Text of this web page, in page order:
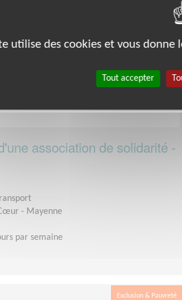
Exclusion & Pauvreté
association de solidarité -
- Mayenne
par semaine
Exclusion & Pauvreté
utilise des cookies et vous
Tout accepter